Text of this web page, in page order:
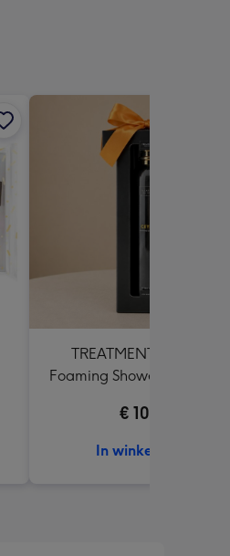
TREATMENTS | Giftbox
Foaming Shower Gel |
€ 10,99
In winkelmand